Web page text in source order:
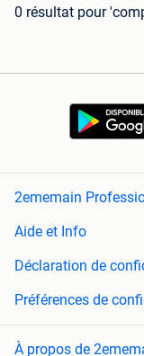
0 résultat pour
2ememain
Aide et Info
Déclaration de
Préférences de
À propos de